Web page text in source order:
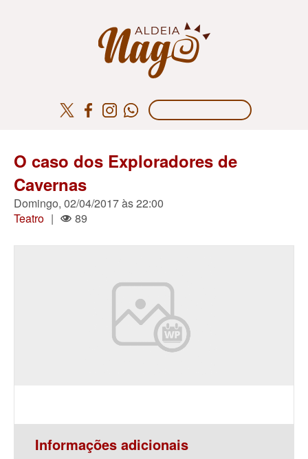
O caso dos Exploradores de
Cavernas
Domingo, 02/04/2017 às 22:00
Teatro | 89
Informações adicionais